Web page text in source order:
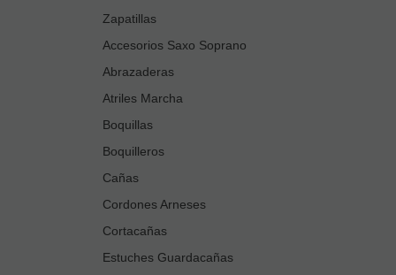
Zapatillas
Accesorios Saxo Soprano
Abrazaderas
Atriles Marcha
Boquillas
Boquilleros
Cañas
Cordones Arneses
Cortacañas
Estuches Guardacañas